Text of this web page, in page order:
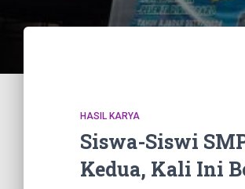
HASIL KARYA
Siswa-Siswi
Kedua, Kali Ini